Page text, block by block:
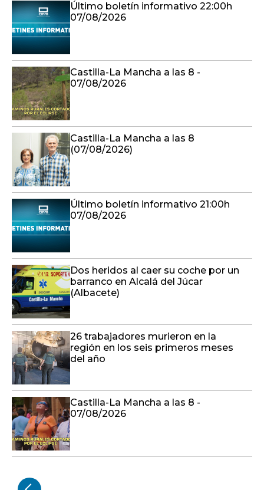
Último boletín informativo 22:00h
07/08/2026
Castilla-La Mancha a las 8 -
07/08/2026
Castilla-La Mancha a las 8
(07/08/2026)
Último boletín informativo 21:00h
07/08/2026
Dos heridos al caer su coche por un
barranco en Alcalá del Júcar
(Albacete)
26 trabajadores murieron en la
región en los seis primeros meses
del año
Castilla-La Mancha a las 8 -
07/08/2026